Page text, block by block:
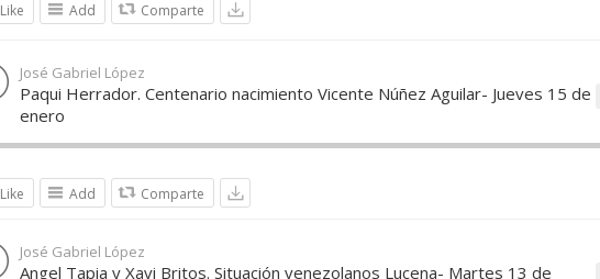
Like Add Comparte
José Gabriel López
Paqui Herrador. Centenario nacimiento Vicente Núñez Aguilar- Jueves 15 de
enero
Like Add Comparte
José Gabriel López
Angel Tapia y Xavi Britos. Situación venezolanos Lucena- Martes 13 de